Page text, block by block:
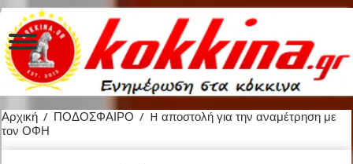
Αρχική / ΠΟΔΟΣΦΑΙΡΟ / H αποστολή για την αναμέτρηση με
τον ΟΦΗ